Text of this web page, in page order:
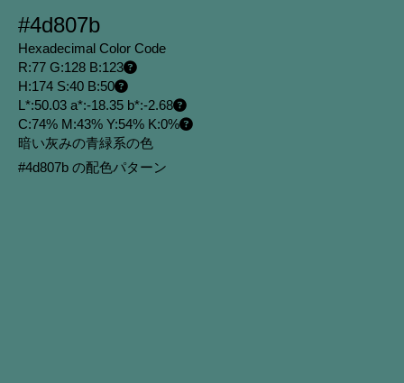
#4d807b
Hexadecimal Color Code
R:77 G:128 B:123
H:174 S:40 B:50
L*:50.03 a*:-18.35 b*:-2.68
C:74% M:43% Y:54% K:0%
暗い灰みの青緑系の色
#4d807b の配色パターン